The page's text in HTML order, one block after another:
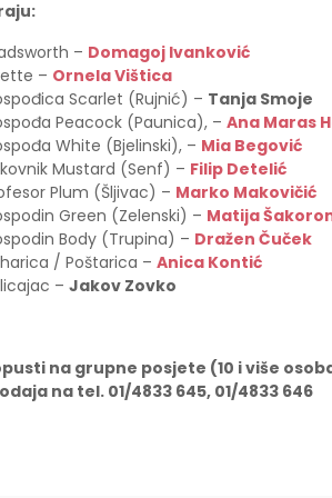
– Domagoj Ivanković
– Ornela Vištica
Scarlet (Rujnić) – Tanja Smoje
Peacock (Paunica), – Ana Maras
White (Bjelinski), – Mia Begović
Mustard (Senf) – Filip Detelić
Plum (Šljivac) – Marko Makovičić
Green (Zelenski) – Matija
Body (Trupina) – Dražen Čuček
/ Poštarica – Anica Kontić
– Jakov Zovko
na grupne posjete (10 i više
na tel. 01/4833 645, 01/4833 646